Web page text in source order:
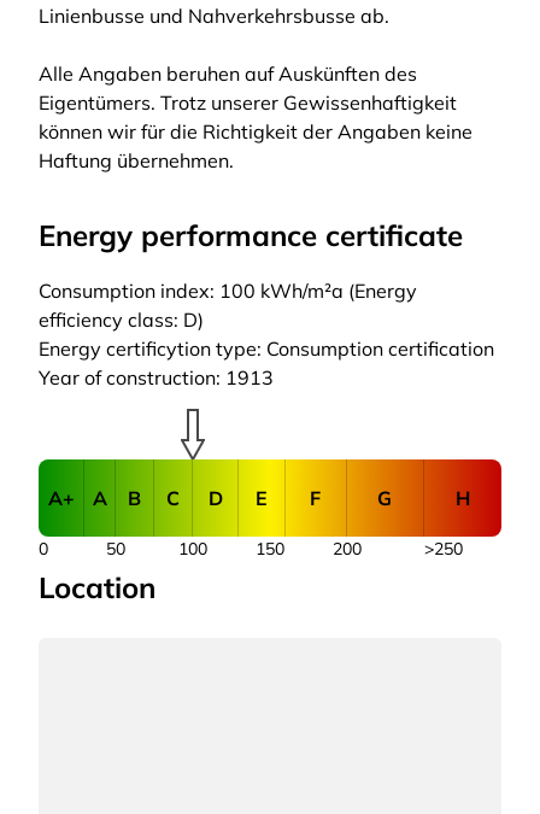
Linienbusse und Nahverkehrsbusse ab.
Alle Angaben beruhen auf Auskünften des
Eigentümers. Trotz unserer Gewissenhaftigkeit
können wir für die Richtigkeit der Angaben keine
Haftung übernehmen.
Energy performance certificate
Consumption index: 100 kWh/m²a (Energy
efficiency class: D)
Energy certificytion type: Consumption certification
Year of construction: 1913
A+ A B C D E F G H
50 100 150 200
0 >250
Location